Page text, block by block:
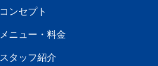
コンセプト
メニュー・料金
スタッフ紹介